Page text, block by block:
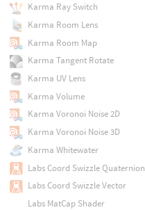
Karma Ray Switch
Karma Room Lens
Karma Room Map
Karma Tangent Rotate
Karma UV Lens
Karma Volume
Karma Voronoi Noise 2D
Karma Voronoi Noise 3D
Karma Whitewater
Labs Coord Swizzle Quaternion
Labs Coord Swizzle Vector
Labs MatCap Shader